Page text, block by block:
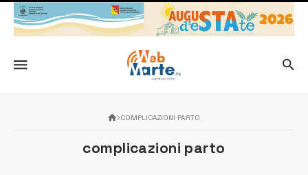
COMPLICAZIONI PARTO
complicazioni parto